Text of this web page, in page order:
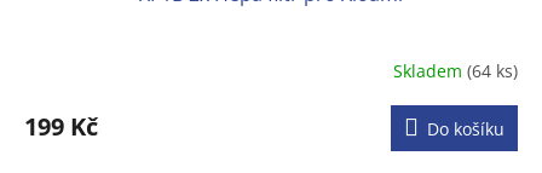
produktu
je
Skladem(64 ks)
199 Kč Do košíku